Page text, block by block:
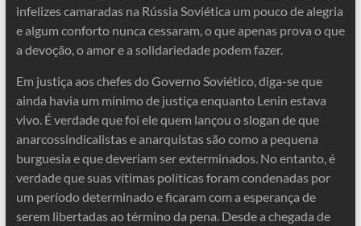
infelizes camaradas na Rússia Soviética um pouco de alegria
e algum conforto nunca cessaram, o que apenas prova o que
a devoção, o amor e a solidariedade podem fazer.
Em justiça aos chefes do Governo Soviético, diga-se que
ainda havia um mínimo de justiça enquanto Lenin estava
vivo. É verdade que foi ele quem lançou o slogan de que
anarcossindicalistas e anarquistas são como a pequena
burguesia e que deveriam ser exterminados. No entanto, é
verdade que suas vítimas políticas foram condenadas por
um período determinado e ficaram com a esperança de
serem libertadas ao término da pena. Desde a chegada de